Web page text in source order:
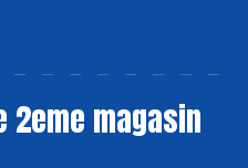
2eme magasin